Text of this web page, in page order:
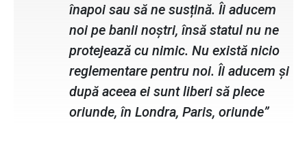
înapoi sau să ne susțină. Îi aducem
noi pe banii noștri, însă statul nu ne
protejează cu nimic. Nu există nicio
reglementare pentru noi. Îi aducem și
după aceea ei sunt liberi să plece
oriunde, în Londra, Paris, oriunde”